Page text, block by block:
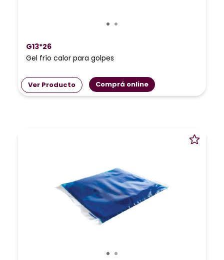
G13*26
Gel frío calor para golpes
Ver Producto Comprá online